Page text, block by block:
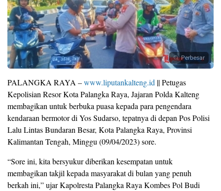
Perbesar
PALANGKA RAYA –www.liputankalteng.id || Petugas
Kepolisian Resor Kota Palangka Raya, Jajaran Polda Kalteng
membagikan untuk berbuka puasa kepada para pengendara
kendaraan bermotor di Yos Sudarso, tepatnya di depan Pos Polisi
Lalu Lintas Bundaran Besar, Kota Palangka Raya, Provinsi
Kalimantan Tengah, Minggu (09/04/2023) sore.
“Sore ini, kita bersyukur diberikan kesempatan untuk
membagikan takjil kepada masyarakat di bulan yang penuh
berkah ini,” ujar Kapolresta Palangka Raya Kombes Pol Budi